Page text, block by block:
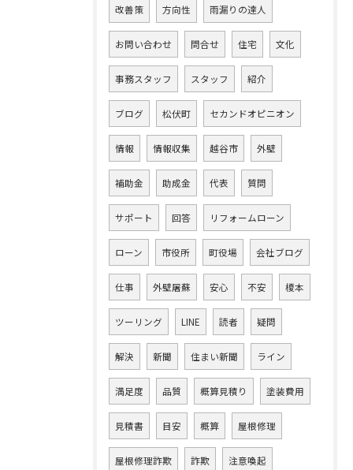
改善策 方向性 雨漏りの達人
お問い合わせ 問合せ 住宅 文化
事務スタッフ スタッフ 紹介
ブログ 松伏町 セカンドオピニオン
情報 情報収集 越谷市 外壁
補助金 助成金 代表 質問
サポート 回答 リフォームローン
ローン 市役所 町役場 会社ブログ
仕事 外壁屠蘇 安心 不安 榎本
ツーリング LINE 読者 疑問
解決 新聞 住まい新聞 ライン
満足度 品質 概算見積り 塗装費用
見積書 目安 概算 屋根修理
屋根修理詐欺 詐欺 注意喚起